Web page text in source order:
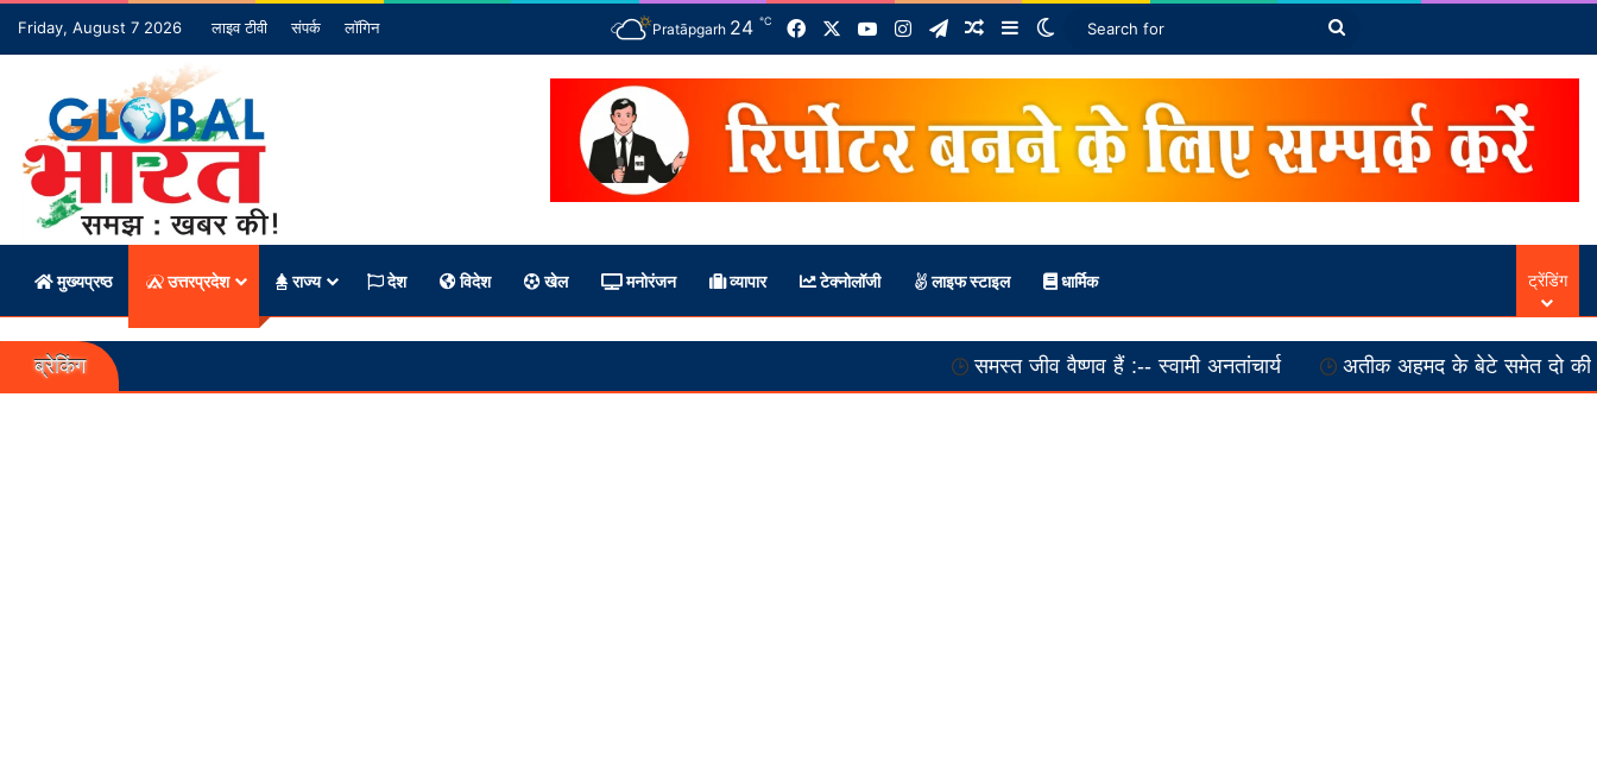
Friday, August 7 2026 लाइव टीवी संपर्क लॉगिन Pratāpgarh 24 ℃ FacebookYouTubeInstagram
TelegramRandom Article
SidebarSwitch skin
Search
मुख्यप्रष्ठ उत्तरप्रदेश राज्य देश विदेश खेल मनोरंजन व्यापार टेक्नोलॉजी लाइफ स्टाइल धार्मिक ट्रेंडिंग
ब्रेकिंग समस्त जीव वैष्णव हैं :-- स्वामी अनतांचार्य अतीक अहमद के बेटे समेत दो की सड़क हादसे में मौत